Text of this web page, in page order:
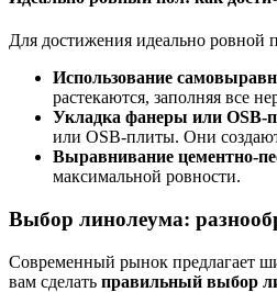
Для достижения идеально ровной
Использование
растекаются, заполняя все
Укладка фанеры или OSB-
или OSB-плиты. Они
Выравнивание цементно-
максимальной ровности.
Выбор линолеума:
Современный рынок предлагает
вам сделать правильный выбор